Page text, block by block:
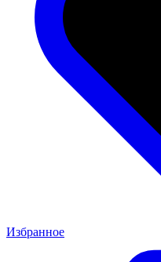
Избранное